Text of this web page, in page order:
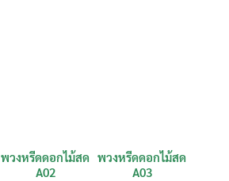
พวงหรีดดอกไม้สด
A02
พวงหรีดดอกไม้สด
A03